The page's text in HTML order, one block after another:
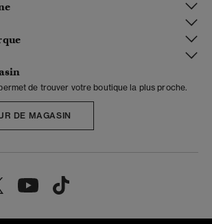
de trouver votre boutique la plus proche.
DE MAGASIN